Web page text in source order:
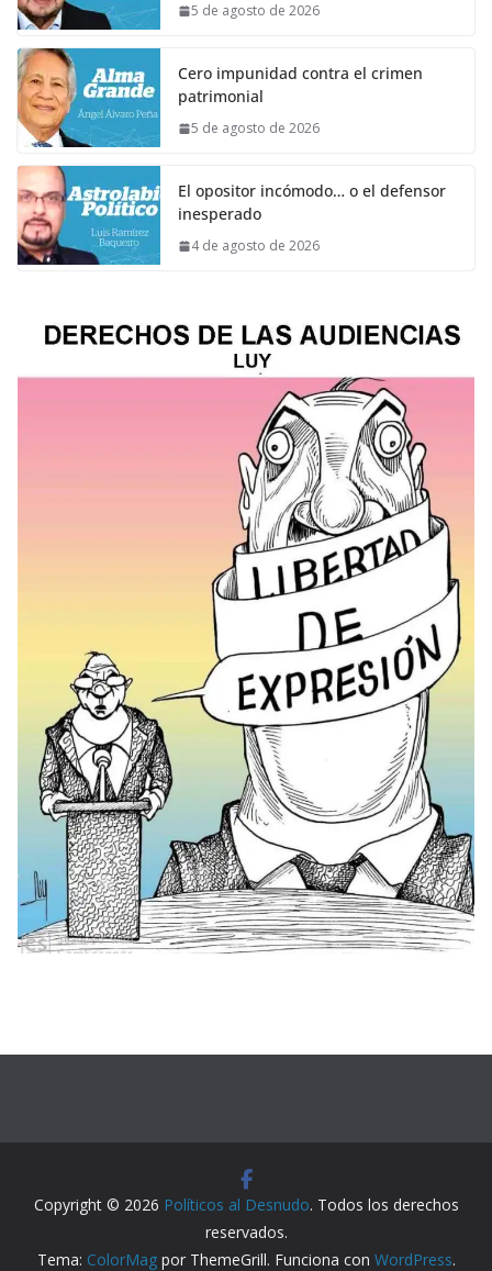
5 de agosto de 2026
Cero impunidad contra el crimen
patrimonial
5 de agosto de 2026
El opositor incómodo… o el defensor
inesperado
4 de agosto de 2026
Copyright © 2026 Políticos al Desnudo. Todos los derechos
reservados.
Tema: ColorMagpor ThemeGrill. Funciona con WordPress.